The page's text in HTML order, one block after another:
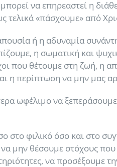
να επηρεαστεί η
«πάσχουμε» από
ή η αδυναμία
η σωματική και
που θέτουμε στη ζωή,
η περίπτωση να μην μας
ωφέλιμο να
φιλικό όσο και στο
να μην θέσουμε στόχους
να